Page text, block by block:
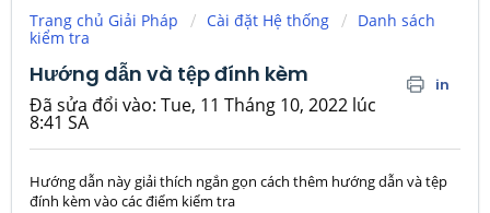
Trang chủ Giải Pháp Cài đặt Hệ thống
Danh sách
kiểm tra
Hướng dẫn và tệp đính kèm in
Đã sửa đổi vào: Tue, 11 Tháng 10, 2022 lúc
8:41 SA
Hướng dẫn này giải thích ngắn gọn cách thêm hướng dẫn và tệp
đính kèm vào các điểm kiểm tra